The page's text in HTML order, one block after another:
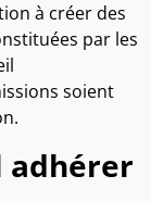
à créer des
par les
soient
adhérer